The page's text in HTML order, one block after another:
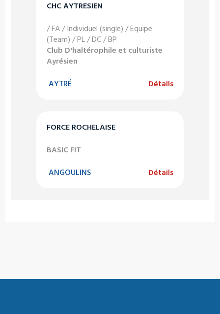
CHC AYTRESIEN
/ FA / Individuel (single) / Equipe
(Team) / PL / DC / BP
Club D'haltérophile et culturiste
Ayrésien
AYTRÉ Détails
FORCE ROCHELAISE
BASIC FIT
ANGOULINS Détails